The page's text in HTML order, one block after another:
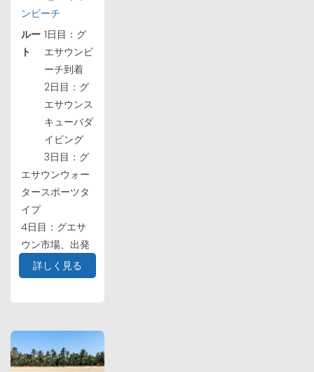
ンビーチ
ルー
ト
1日目：グ
エサウンビ
ーチ到着
2日目：グ
エサウンス
キューバダ
イビング
3日目：グ
エサウンウォー
タースポーツタ
イプ
4日目：グエサ
ウン市場、出発
詳しく見る